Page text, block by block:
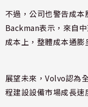
不過，公司也警告成
Backman表示，來自
成本上，整體成本通膨
展望未來，Volvo認為
程建設設備市場成長速